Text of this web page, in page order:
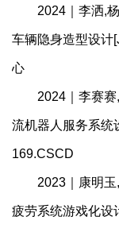
2024｜李洒,杨
车辆隐身造型设计
心
2024｜李赛赛,
流机器人服务系统
169.CSCD
2023｜康明玉,
疲劳系统游戏化设